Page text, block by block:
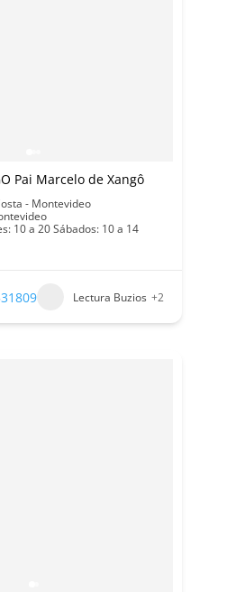
Pai Marcelo de Xangô
- Montevideo
10 a 20 Sábados: 10 a 14
Lectura Buzios +2